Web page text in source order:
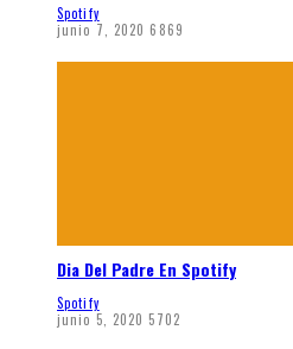
Spotify
junio 7, 2020 6869
Dia Del Padre En Spotify
Spotify
junio 5, 2020 5702